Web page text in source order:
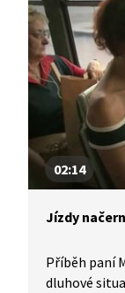
02:14
Jízdy
Příběh paní
dluhové